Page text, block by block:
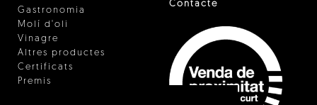
Gastronomia
Molí d'oli
Vinagre
Altres productes
Certificats
Premis
Contacte